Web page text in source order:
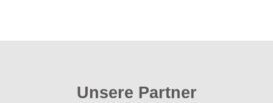
Unsere Partner